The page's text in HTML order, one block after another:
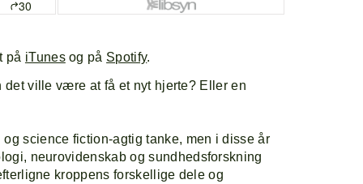
på iTunesog på Spotify.
det ville være at få et nyt hjerte? Eller en
science fiction-agtig tanke, men i disse år
neurovidenskab og sundhedsforskning
kroppens forskellige dele og